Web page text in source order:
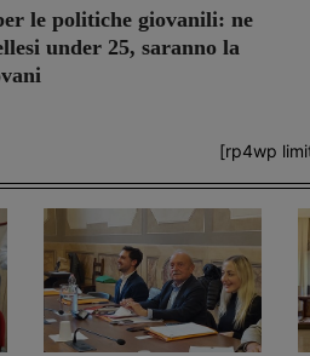
le politiche giovanili: ne
under 25, saranno la
[rp4wp